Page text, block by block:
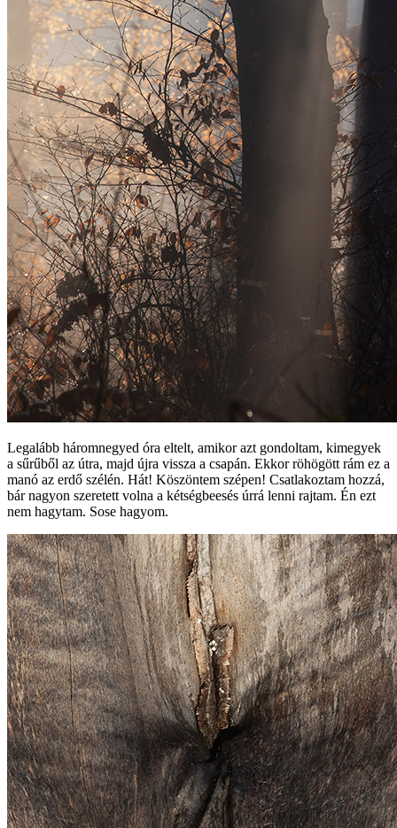
Legalább háromnegyed óra eltelt, amikor azt gondoltam, kimegyek
a sűrűből az útra, majd újra vissza a csapán. Ekkor röhögött rám ez a
manó az erdő szélén. Hát! Köszöntem szépen! Csatlakoztam hozzá,
bár nagyon szeretett volna a kétségbeesés úrrá lenni rajtam. Én ezt
nem hagytam. Sose hagyom.